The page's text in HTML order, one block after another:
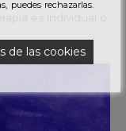
es individual o
puedes rechazarlas.
de las cookies